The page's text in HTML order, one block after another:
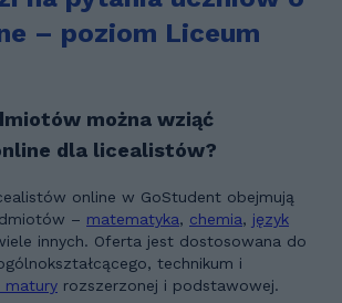
– poziom Liceum
można wziąć
dla licealistów?
online w GoStudent obejmują
– matematyka, chemia, język
innych. Oferta jest dostosowana do
technikum i
matury rozszerzonej i podstawowej.